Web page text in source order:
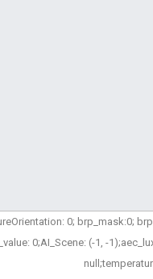
0; brp_mask:0;
0;AI_Scene: (-1, -